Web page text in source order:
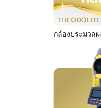
กล้องประมวลผ